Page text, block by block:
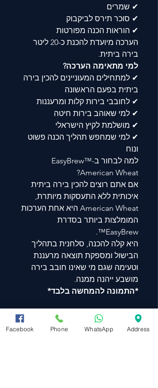
✔ שמרים
✔ סוכר תירס לביקבוק
✔ הוראות הכנה מפורטות
הערכה מיועדת להכנת כ-20 ליטר
בירה ביתית.
למי מתאימה הערכה?
✔ למתחילים המעוניינים להכין בירה
ביתית בפעם הראשונה
✔ לחובבי בירות קלות ומרעננות
✔ למי שאוהב בירות חיטה
✔ מושלמת לקיץ הישראלי
✔ למי שמחפש תהליך הכנה פשוט
ונוח
למה לבחור ב-EasyBrew™
American Wheat?
אם אתם רוצים להכין בירה ביתית
איכותית ללא התעסקות מיותרת,
American Wheat היא אחת הערכות
המומלצות ביותר בסדרת
EasyBrew™.
היא קלה להכנה, סלחנית בתהליך
הבישול ומספקת תוצאה מרעננת
וטעימה שגם מי שאינו חובב בירה
מושבע ייהנה ממנה.
*התמונה להמחשה בלבד*
Est Original Gravity
Facebook Phone WhatsApp Address